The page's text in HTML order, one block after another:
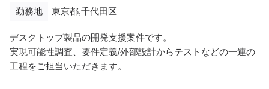
勤務地 東京都,千代田区
デスクトップ製品の開発支援案件です。
実現可能性調査、要件定義/外部設計からテストなどの一連の
工程をご担当いただきます。